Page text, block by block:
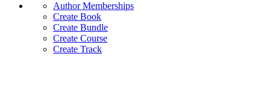
Author Memberships
Create Book
Create Bundle
Create Course
Create Track